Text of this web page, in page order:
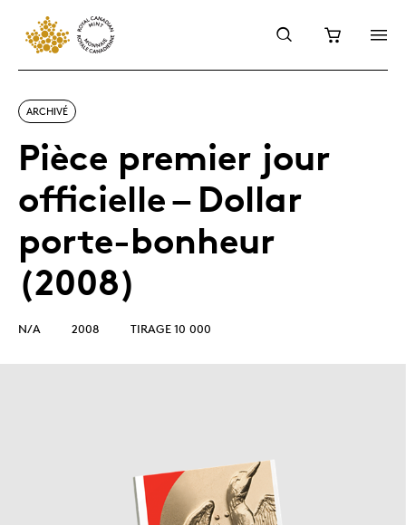
ARCHIVÉ
Pièce premier jour
officielle – Dollar
porte-bonheur
(2008)
N/A 2008 TIRAGE 10 000